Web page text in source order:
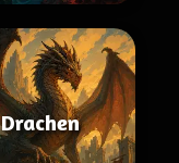
Drachen